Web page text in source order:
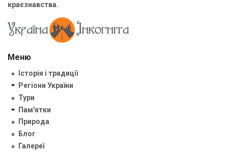
краєзнавства.
Меню
Історія і традиції
Регіони України
Тури
Пам'ятки
Природа
Блог
Галереї